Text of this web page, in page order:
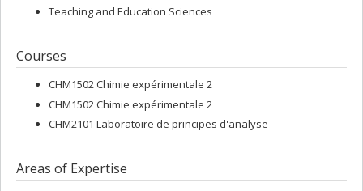
Teaching and Education Sciences
Courses
CHM1502 Chimie expérimentale 2
CHM1502 Chimie expérimentale 2
CHM2101 Laboratoire de principes d'analyse
Areas of Expertise